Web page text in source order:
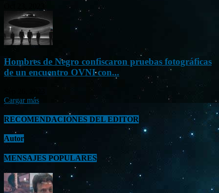
Hombres de Negro confiscaron pruebas fotográficas
de un encuentro OVNI con...
Cargar más
RECOMENDACIONES DEL EDITOR
Autor
MENSAJES POPULARES